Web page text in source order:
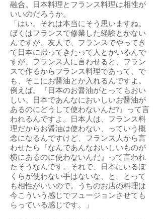
融合。日本料理とフランス料理は相性が
いいのだろうか。
「はい。それは本当にそう思いますね。
ぼくはフランスで修業した経験とかない
んですが、友人で、フランスでやってき
て日本に帰ってきたって人とかいるんで
すが、フランス人に言わせると、フラン
スで作るからフランス料理であって、で
も、そこにお醤油とか入れるんですよ。
例えば。『日本のお醤油がとってもおい
しい。日本であんなにおいしいお醤油が
あるのにどうして使わないんだ?』って言
われるんですよ。日本人は、フランス料
理だからお醤油は使わない、っていう概
念になるんですけど、フランス人から言
わせたら『なんであんなおいしいものが
横にあるのに使わないんだ』って言われ
たそうなんです。それで、日本にいるぼ
くらが使わない手はないな、と。とって
も相性がいいので。うちのお店の料理は
今こういう感じでフュージョンさせても
らっている感じです。」